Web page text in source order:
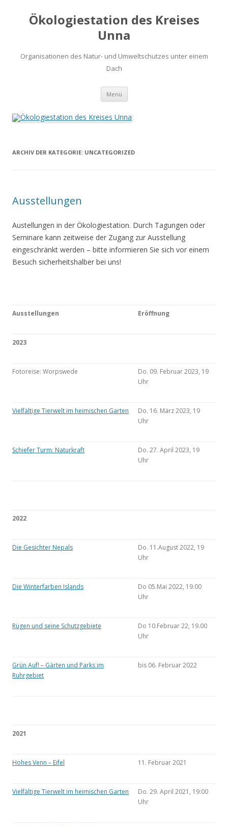
Ökologiestation des Kreises
Unna
Organisationen des Natur- und Umweltschutzes unter einem
Dach
Menü Zum
springen
ARCHIV DER KATEGORIE: UNCATEGORIZED
Ausstellungen
Austellungen in der Ökologiestation. Durch Tagungen oder
Seminare kann zeitweise der Zugang zur Ausstellung
eingeschränkt werden – bitte informieren Sie sich vor einem
Besuch sicherheitshalber bei uns!
Ausstellungen Eröffnung
2023
Fotoreise: Worpswede
Do. 09. Februar 2023, 19
Uhr
Vielfältige Tierwelt im heimischen Garten
Do. 16. März 2023, 19
Uhr
Schiefer Turm: Naturkraft
Do. 27. April 2023, 19
Uhr
2022
Die Gesichter Nepals
Do. 11.August 2022, 19
Uhr
Die Winterfarben Islands
Do 05.Mai 2022, 19.00
Uhr
Rügen und seine Schutzgebiete
Do 10.Februar 22, 19.00
Uhr
Grün Auf! – Gärten und Parks im
Ruhrgebiet
bis 06. Februar 2022
2021
Hohes Venn – Eifel 11. Februar 2021
Vielfältige Tierwelt im heimischen Garten
Do. 29. April 2021, 19:00
Uhr